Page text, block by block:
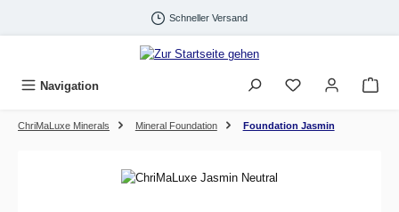
Schneller Versand
Navigation
ChriMaLuxe Minerals Mineral Foundation Foundation Jasmin
Bildergalerie überspringen